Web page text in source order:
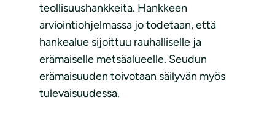
teollisuushankkeita. Hankkeen
arviointiohjelmassa jo todetaan, että
hankealue sijoittuu rauhalliselle ja
erämaiselle metsäalueelle. Seudun
erämaisuuden toivotaan säilyvän myös
tulevaisuudessa.